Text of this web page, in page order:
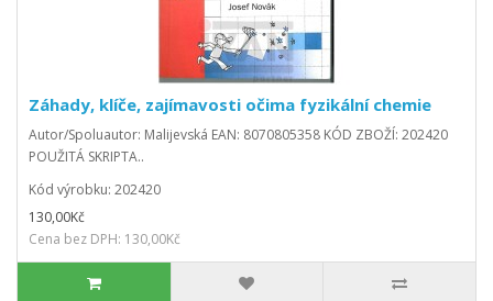
Záhady, klíče, zajímavosti očima fyzikální chemie
Autor/Spoluautor: Malijevská EAN: 8070805358 KÓD ZBOŽÍ: 202420
POUŽITÁ SKRIPTA..
Kód výrobku: 202420
130,00Kč
Cena bez DPH: 130,00Kč